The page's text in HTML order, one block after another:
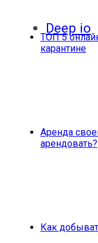
Deep io
ТОП 5
карантине
Аренда
арендовать?
Как